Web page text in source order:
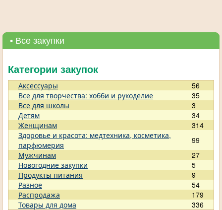
• Все закупки
Категории закупок
Аксессуары
56
Все для творчества: хобби и рукоделие
35
Все для школы
3
Детям
34
Женщинам
314
Здоровье и красота: медтехника, косметика,
парфюмерия
99
Мужчинам
27
Новогодние закупки
5
Продукты питания
9
Разное
54
Распродажа
179
Товары для дома
336